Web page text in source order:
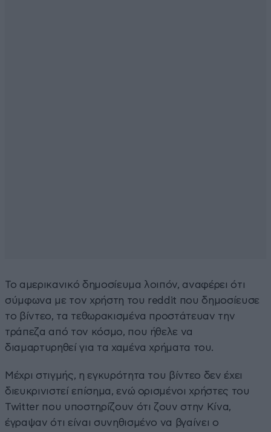
Το αμερικανικό δημοσίευμα λοιπόν, αναφέρει ότι
σύμφωνα με τον χρήστη του reddit που δημοσίευσε
το βίντεο, τα τεθωρακισμένα προστάτευαν την
τράπεζα από τον κόσμο, που ήθελε να
διαμαρτυρηθεί για τα χαμένα χρήματα του.
Μέχρι στιγμής, η εγκυρότητα του βίντεο δεν έχει
διευκρινιστεί επίσημα, ενώ ορισμένοι χρήστες του
Twitter που υποστηρίζουν ότι ζουν στην Κίνα,
έγραψαν ότι είναι συνηθισμένο να βγαίνει ο